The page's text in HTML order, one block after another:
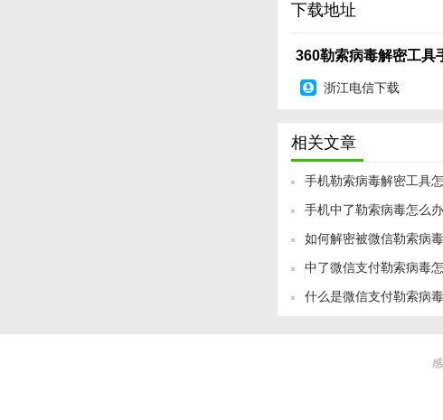
手机中了勒索病毒怎
毒解密工具，帮助受影响
下载地址
360勒索病毒解密工具
浙江电信下载
相关文章
手机勒索病毒解密工具
手机中了勒索病毒怎么办
如何解密被微信勒索病
中了微信支付勒索病毒
什么是微信支付勒索病毒